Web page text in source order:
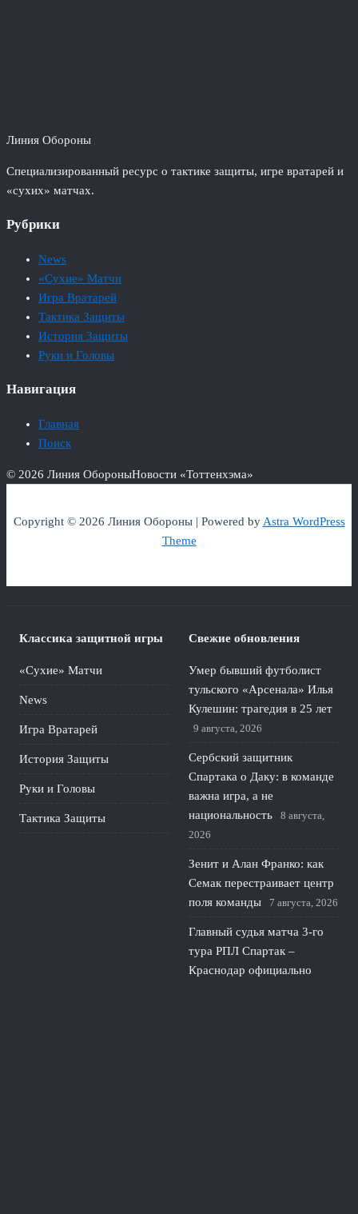
Линия Обороны
Специализированный ресурс о тактике защиты, игре вратарей и
«сухих» матчах.
Рубрики
News
«Сухие» Матчи
Игра Вратарей
Тактика Защиты
История Защиты
Руки и Головы
Навигация
Главная
Поиск
© 2026 Линия ОбороныНовости «Тоттенхэма»
Copyright © 2026 Линия Обороны | Powered byAstra WordPress
Theme
Классика защитной игры
«Сухие» Матчи
News
Игра Вратарей
История Защиты
Руки и Головы
Тактика Защиты
Свежие обновления
Умер бывший футболист
тульского «Арсенала» Илья
Кулешин: трагедия в 25 лет
9 августа, 2026
Сербский защитник
Спартака о Даку: в команде
важна игра, а не
национальность
8 августа,
2026
Зенит и Алан Франко: как
Семак перестраивает центр
поля команды
7 августа, 2026
Главный судья матча 3-го
тура РПЛ Спартак –
Краснодар официально